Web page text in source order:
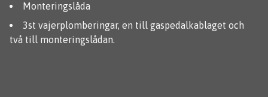
Monteringslåda
3st vajerplomberingar, en till gaspedalkablaget och
två till monteringslådan.